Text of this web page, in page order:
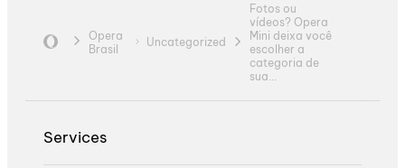
Opera
Brasil
Uncategorized
Fotos ou
vídeos? Opera
Mini deixa você
escolher a
categoria de
sua...
Services